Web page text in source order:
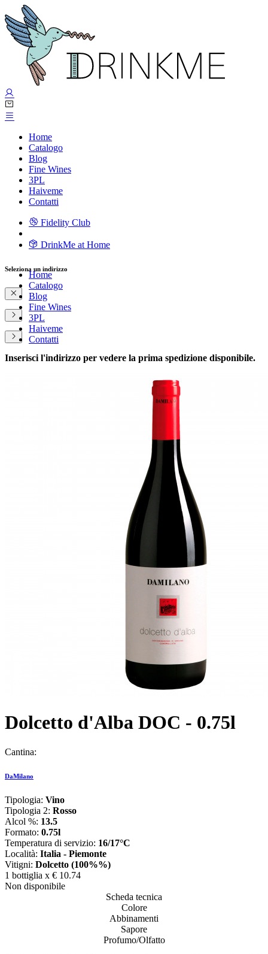
Home
Catalogo
Blog
Fine Wines
3PL
Haiveme
Contatti
Fidelity Club
DrinkMe at Home
Home
Catalogo
Blog
Fine Wines
3PL
Haiveme
Contatti
Seleziona un indirizzo
Inserisci l'indirizzo per vedere la prima spedizione disponibile.
Dolcetto d'Alba DOC - 0.75l
Cantina:
DaMilano
Tipologia: Vino
Tipologia 2: Rosso
Alcol %: 13.5
Formato: 0.75l
Temperatura di servizio: 16/17°C
Località: Italia - Piemonte
Vitigni: Dolcetto (100%%)
1 bottiglia x € 10.74
Non disponibile
Scheda tecnica
Colore
Abbinamenti
Sapore
Profumo/Olfatto